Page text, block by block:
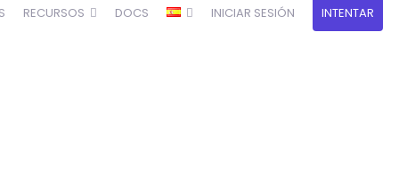
RECURSOS DOCS INICIAR SESIÓN INTENTAR